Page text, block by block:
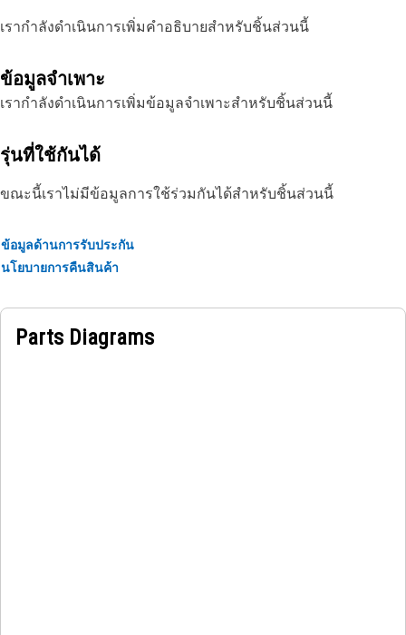
เรากำลังดำเนินการเพิ่มคำอธิบายสำหรับชิ้นส่วนนี้
ข้อมูลจำเพาะ
เรากำลังดำเนินการเพิ่มข้อมูลจำเพาะสำหรับชิ้นส่วนนี้
รุ่นที่ใช้กันได้
ขณะนี้เราไม่มีข้อมูลการใช้ร่วมกันได้สำหรับชิ้นส่วนนี้
ข้อมูลด้านการรับประกัน
นโยบายการคืนสินค้า
Parts Diagrams